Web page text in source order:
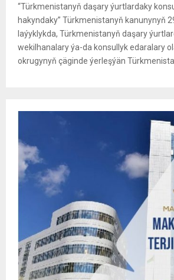
“Türkmenistanyň daşary ýurtlardaky
hakyndaky” Türkmenistanyň kanunynyň
laýyklykda, Türkmenistanyň daşary
wekilhanalary ýa-da konsullyk edaralary
okrugynyň çäginde ýerleşýän